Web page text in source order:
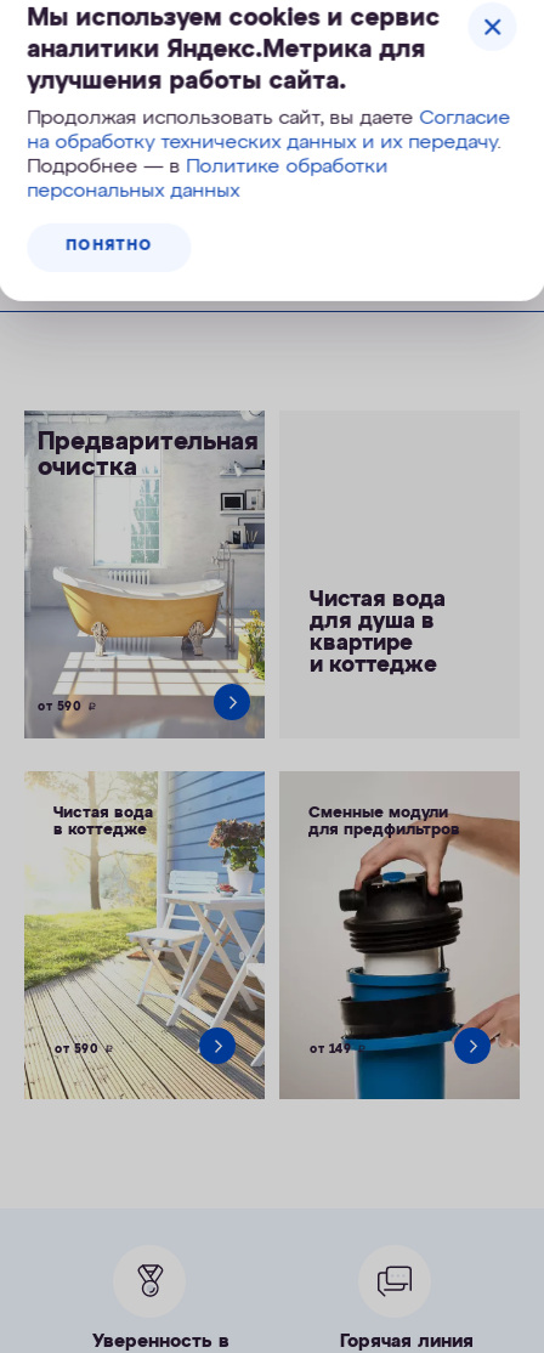
КУПИТЬ
Предварительная
очистка
от 590 руб.
Чистая вода
для душа в
квартире
и коттедже
Чистая вода
в коттедже
от 590руб.
Сменные модули
для предфильтров
от 149руб.
Уверенность в
Горячая линия
Мы используем cookies и сервис
аналитики Яндекс.Метрика для
улучшения работы сайта.
Продолжая использовать сайт, вы даетеСогласие
на обработку технических данных и их передачу.
Подробнее — в Политике обработки
персональных данных
ПОНЯТНО